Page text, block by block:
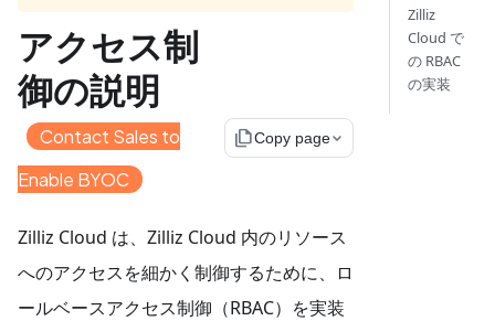
アクセス制
御の説明
Contact Sales to
Enable BYOC
file_copyCopy page
Zilliz Cloud は、Zilliz Cloud 内のリソース
へのアクセスを細かく制御するために、ロ
ールベースアクセス制御（RBAC）を実装
Zilliz
Cloud で
の RBAC
の実装